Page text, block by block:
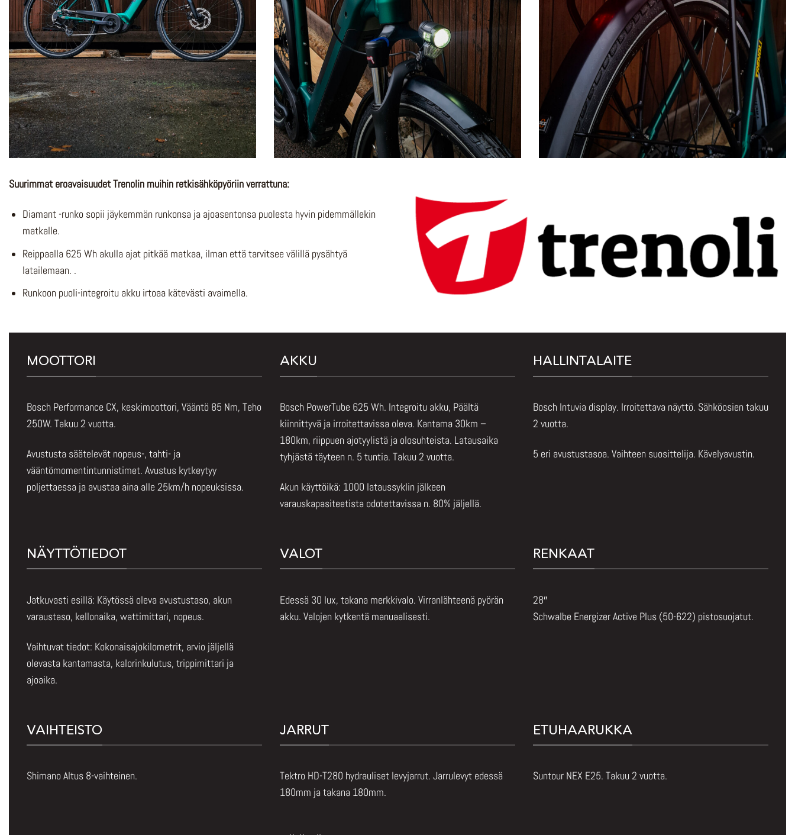
Suurimmat eroavaisuudet Trenolin muihin retkisähköpyöriin verrattuna:
Diamant -runko sopii jäykemmän runkonsa ja ajoasentonsa puolesta hyvin pidemmällekin
matkalle.
Reippaalla 625 Wh akulla ajat pitkää matkaa, ilman että tarvitsee välillä pysähtyä
latailemaan. .
Runkoon puoli-integroitu akku irtoaa kätevästi avaimella.
MOOTTORI
Bosch Performance CX, keskimoottori, Vääntö 85 Nm, Teho
250W. Takuu 2 vuotta.
Avustusta säätelevät nopeus-, tahti- ja
vääntömomentintunnistimet. Avustus kytkeytyy
poljettaessa ja avustaa aina alle 25km/h nopeuksissa.
AKKU
Bosch PowerTube 625 Wh. Integroitu akku, Päältä
kiinnittyvä ja irroitettavissa oleva. Kantama 30km –
180km, riippuen ajotyylistä ja olosuhteista. Latausaika
tyhjästä täyteen n. 5 tuntia. Takuu 2 vuotta.
Akun käyttöikä: 1000 lataussyklin jälkeen
varauskapasiteetista odotettavissa n. 80% jäljellä.
HALLINTALAITE
Bosch Intuvia display. Irroitettava näyttö. Sähköosien takuu
2 vuotta.
5 eri avustustasoa. Vaihteen suosittelija. Kävelyavustin.
NÄYTTÖTIEDOT
Jatkuvasti esillä: Käytössä oleva avustustaso, akun
varaustaso, kellonaika, wattimittari, nopeus.
Vaihtuvat tiedot: Kokonaisajokilometrit, arvio jäljellä
olevasta kantamasta, kalorinkulutus, trippimittari ja
ajoaika.
VALOT
Edessä 30 lux, takana merkkivalo. Virranlähteenä pyörän
akku. Valojen kytkentä manuaalisesti.
RENKAAT
28″
Schwalbe Energizer Active Plus (50-622) pistosuojatut.
VAIHTEISTO
Shimano Altus 8-vaihteinen.
JARRUT
Tektro HD-T280 hydrauliset levyjarrut. Jarrulevyt edessä
180mm ja takana 180mm.
ETUHAARUKKA
Suntour NEX E25. Takuu 2 vuotta.